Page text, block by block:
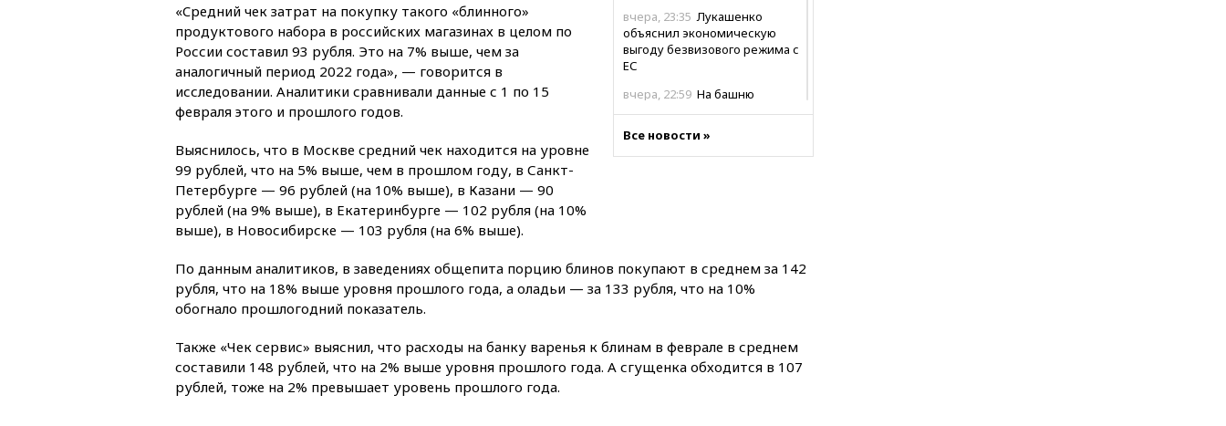
вчера, 23:35 Лукашенко
объяснил экономическую
выгоду безвизового режима с
ЕС
вчера, 22:59 На башню
скульптуру балерины
соглашение о прекращении
огня США и Ирана
при нападении в Чехии
вчера, 22:00Путин поручил
Все новости »
«Cредний чек затрат на покупку такого «блинного»
продуктового набора в российских магазинах в целом по
России составил 93 рубля. Это на 7% выше, чем за
аналогичный период 2022 года», — говорится в
исследовании. Аналитики сравнивали данные с 1 по 15
февраля этого и прошлого годов.
Выяснилось, что в Москве средний чек находится на уровне
99 рублей, что на 5% выше, чем в прошлом году, в Санкт-
Петербурге — 96 рублей (на 10% выше), в Казани — 90
рублей (на 9% выше), в Екатеринбурге — 102 рубля (на 10%
выше), в Новосибирске — 103 рубля (на 6% выше).
По данным аналитиков, в заведениях общепита порцию блинов покупают в среднем за 142
рубля, что на 18% выше уровня прошлого года, а оладьи — за 133 рубля, что на 10%
обогнало прошлогодний показатель.
Также «Чек сервис» выяснил, что расходы на банку варенья к блинам в феврале в среднем
составили 148 рублей, что на 2% выше уровня прошлого года. А сгущенка обходится в 107
рублей, тоже на 2% превышает уровень прошлого года.